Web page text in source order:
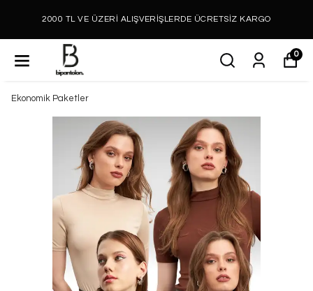
2000 TL VE ÜZERİ ALIŞVERİŞLERDE ÜCRETSİZ KARGO
0
Ekonomik Paketler